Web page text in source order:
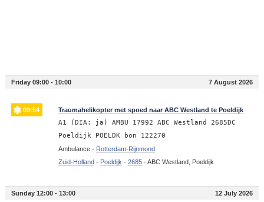
Friday 09:00 - 10:00 7 August 2026
09:54 Traumahelikopter met spoed naar ABC Westland te Poeldijk
A1 (DIA: ja) AMBU 17992 ABC Westland 2685DC
Poeldijk POELDK bon 122270
Ambulance - Rotterdam-Rijnmond
Zuid-Holland - Poeldijk- 2685-ABC Westland, Poeldijk
Sunday 12:00 - 13:00 12 July 2026